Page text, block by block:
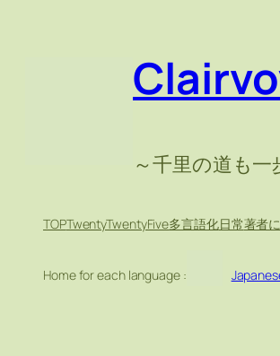
～千里の道も一
TOPTwentyTwentyFive多言語化日常著者
Home for each language :